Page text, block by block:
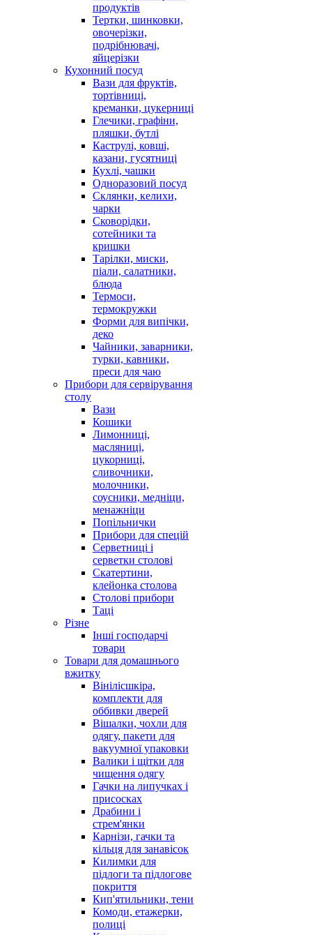
продуктів
Тертки, шинковки,
овочерізки,
подрібнювачі,
яйцерізки
Кухонний посуд
Вази для фруктів,
тортівниці,
креманки, цукерниці
Глечики, графіни,
пляшки, бутлі
Каструлі, ковші,
казани, гусятниці
Кухлі, чашки
Одноразовий посуд
Склянки, келихи,
чарки
Сковорідки,
сотейники та
кришки
Тарілки, миски,
піали, салатники,
блюда
Термоси,
термокружки
Форми для випічки,
деко
Чайники, заварники,
турки, кавники,
преси для чаю
Прибори для сервірування
столу
Вази
Кошики
Лимонниці,
масляниці,
цукорниці,
сливочники,
молочники,
соусники, медніци,
менажніци
Попільнички
Прибори для спецій
Серветниці і
серветки столові
Скатертини,
клейонка столова
Столові прибори
Таці
Різне
Інші господарчі
товари
Товари для домашнього
вжитку
Вінілісшкіра,
комплекти для
оббивки дверей
Вішалки, чохли для
одягу, пакети для
вакуумної упаковки
Валики і щітки для
чищення одягу
Гачки на липучках і
присосках
Драбини і
стрем'янки
Карнізи, гачки та
кільця для занавісок
Килимки для
підлоги та підлогове
покриття
Кип'ятильники, тени
Комоди, етажерки,
полиці